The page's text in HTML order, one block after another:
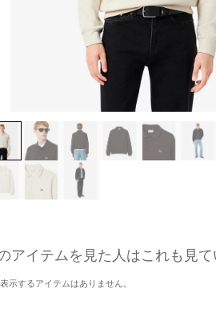
アイテムを見た人はこれも見
示するアイテムはありません。